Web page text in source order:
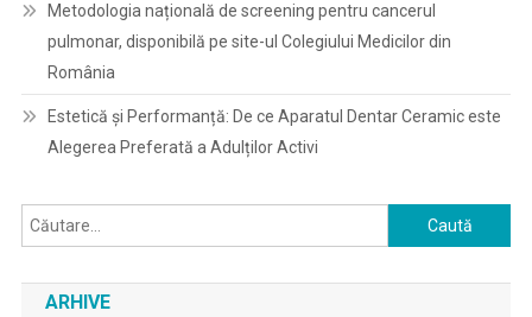
Metodologia națională de screening pentru cancerul
pulmonar, disponibilă pe site-ul Colegiului Medicilor din
România
Estetică și Performanță: De ce Aparatul Dentar Ceramic este
Alegerea Preferată a Adulților Activi
Caută
după:
ARHIVE